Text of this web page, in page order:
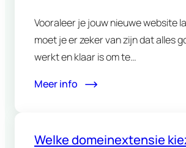
Vooraleer je jouw nieuwe website
moet je er zeker van zijn dat alles
werkt en klaar is om te…
Meer info
Welke domeinextensie